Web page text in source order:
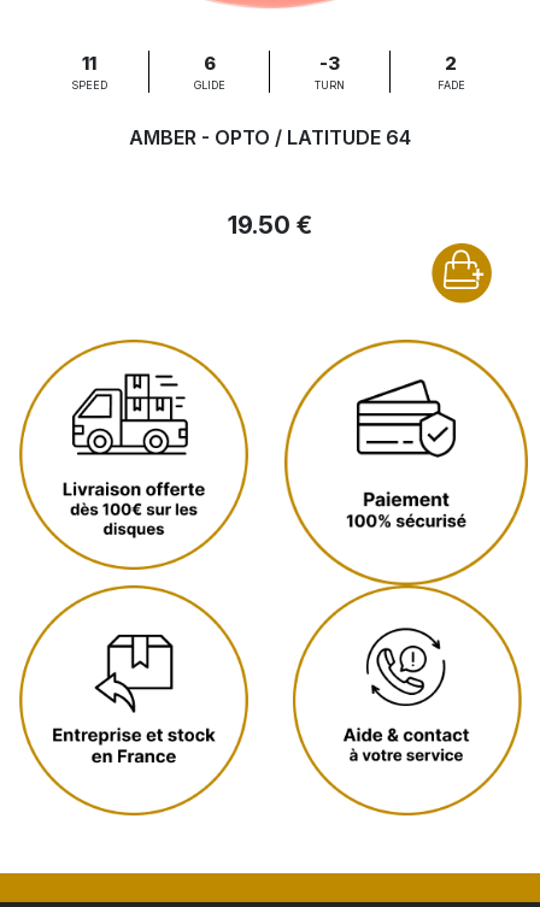
11
SPEED
6
GLIDE
-3
TURN
2
FADE
AMBER - OPTO / LATITUDE 64
19.50 €